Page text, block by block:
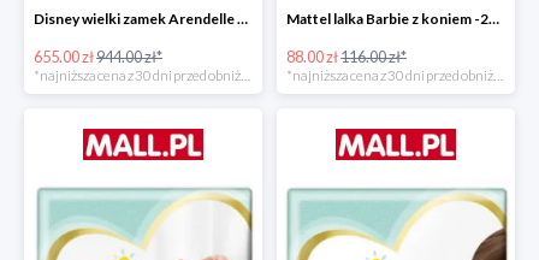
Disney wielki zamek Arendelle Frozen 2 -30%
655.00 zł944.00 zł*
Mattel lalka Barbie z koniem -24%
88.00 zł116.00 zł*